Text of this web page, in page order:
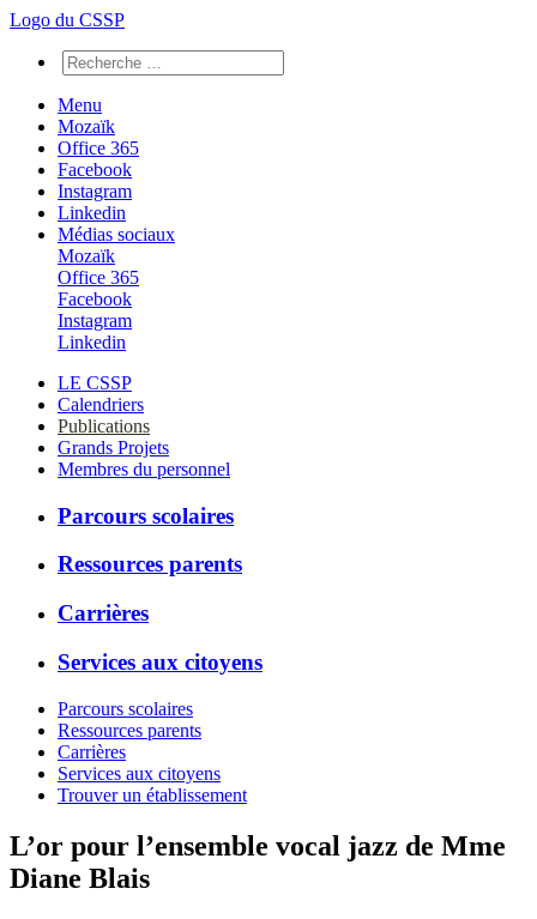
Logo du CSSP
Menu
Mozaïk
Office 365
Facebook
Instagram
Linkedin
Médias sociaux
Mozaïk
Office 365
Facebook
Instagram
Linkedin
LE CSSP
Calendriers
Publications
Grands Projets
Membres du personnel
Parcours scolaires
Ressources parents
Carrières
Services aux citoyens
Parcours scolaires
Ressources parents
Carrières
Services aux citoyens
Trouver un établissement
L’or pour l’ensemble vocal jazz de Mme
Diane Blais